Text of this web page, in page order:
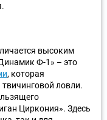
высоким
Ф-1» – это
, которая
ловли.
Циркония». Здесь